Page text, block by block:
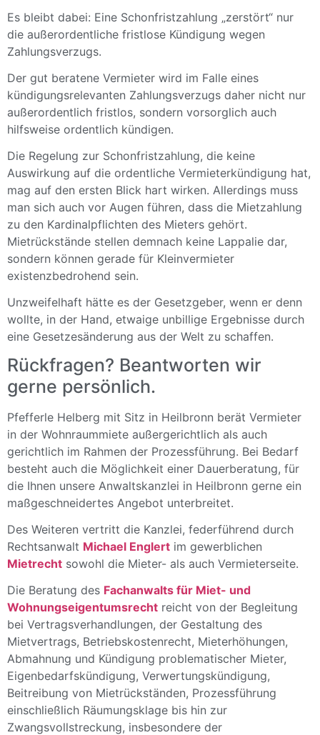
Es bleibt dabei: Eine Schonfristzahlung „zerstört“ nur
die außerordentliche fristlose Kündigung wegen
Zahlungsverzugs.
Der gut beratene Vermieter wird im Falle eines
kündigungsrelevanten Zahlungsverzugs daher nicht nur
außerordentlich fristlos, sondern vorsorglich auch
hilfsweise ordentlich kündigen.
Die Regelung zur Schonfristzahlung, die keine
Auswirkung auf die ordentliche Vermieterkündigung hat,
mag auf den ersten Blick hart wirken. Allerdings muss
man sich auch vor Augen führen, dass die Mietzahlung
zu den Kardinalpflichten des Mieters gehört.
Mietrückstände stellen demnach keine Lappalie dar,
sondern können gerade für Kleinvermieter
existenzbedrohend sein.
Unzweifelhaft hätte es der Gesetzgeber, wenn er denn
wollte, in der Hand, etwaige unbillige Ergebnisse durch
eine Gesetzesänderung aus der Welt zu schaffen.
Rückfragen? Beantworten wir
gerne persönlich.
Pfefferle Helberg mit Sitz in Heilbronn berät Vermieter
in der Wohnraummiete außergerichtlich als auch
gerichtlich im Rahmen der Prozessführung. Bei Bedarf
besteht auch die Möglichkeit einer Dauerberatung, für
die Ihnen unsere Anwaltskanzlei in Heilbronn gerne ein
maßgeschneidertes Angebot unterbreitet.
Des Weiteren vertritt die Kanzlei, federführend durch
Rechtsanwalt Michael Englert im gewerblichen
Mietrecht sowohl die Mieter- als auch Vermieterseite.
Die Beratung des Fachanwalts für Miet- und
Wohnungseigentumsrecht reicht von der Begleitung
bei Vertragsverhandlungen, der Gestaltung des
Mietvertrags, Betriebskostenrecht, Mieterhöhungen,
Abmahnung und Kündigung problematischer Mieter,
Eigenbedarfskündigung, Verwertungskündigung,
Beitreibung von Mietrückständen, Prozessführung
einschließlich Räumungsklage bis hin zur
Zwangsvollstreckung, insbesondere der